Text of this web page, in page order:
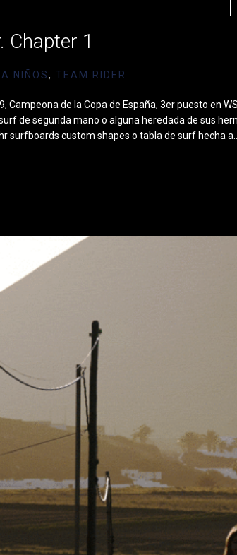
Chapter 1
NIÑOS, TEAM RIDER
Campeona de la Copa de España, 3er puesto en
de segunda mano o alguna heredada de sus
surfboards custom shapes o tabla de surf hecha a…